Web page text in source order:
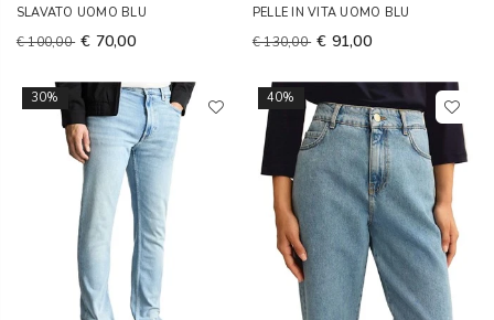
SLAVATO UOMO BLU
€ 100,00 € 70,00
PELLE IN VITA UOMO BLU
€ 130,00 € 91,00
30% 40%